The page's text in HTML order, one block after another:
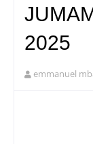
2025
emmanuel